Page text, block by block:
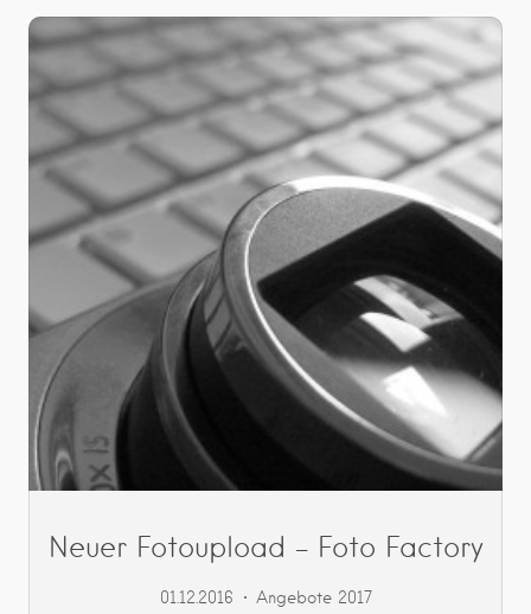
Neuer Fotoupload – Foto Factory
01.12.2016 Angebote 2017